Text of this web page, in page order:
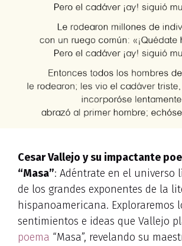
Cesar Vallejo y su impactante
“Masa”: Adéntrate en el universo
de los grandes exponentes de la
hispanoamericana. Exploraremos
sentimientos e ideas que Vallejo
poema “Masa”, revelando su